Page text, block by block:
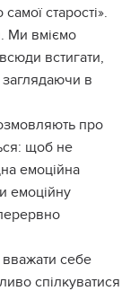
старості».
Ми вміємо
встигати,
в
про
щоб не
емоційна
емоційну
вважати себе
спілкуватися